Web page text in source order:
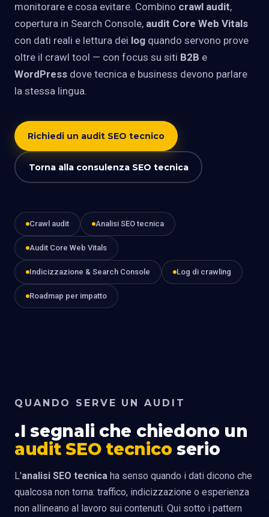
monitorare e cosa evitare. Combino crawl audit,
copertura in Search Console, audit Core Web Vitals
con dati reali e lettura dei log quando servono prove
oltre il crawl tool — con focus su siti B2B e
WordPress dove tecnica e business devono parlare
la stessa lingua.
Richiedi un audit SEO tecnico
Torna alla consulenza SEO tecnica
Crawl audit Analisi SEO tecnica
Audit Core Web Vitals
Indicizzazione & Search Console Log di crawling
Roadmap per impatto
QUANDO SERVE UN AUDIT
I segnali che chiedono un
audit SEO tecnico serio
L'analisi SEO tecnica ha senso quando i dati dicono che
qualcosa non torna: traffico, indicizzazione o esperienza
non allineano al lavoro sui contenuti. Qui sotto i pattern